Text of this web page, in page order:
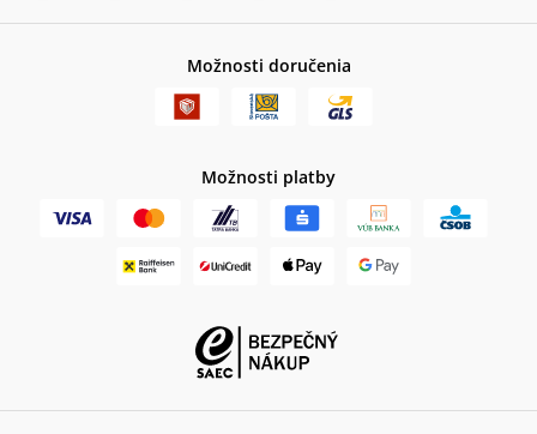
Možnosti doručenia
Možnosti platby